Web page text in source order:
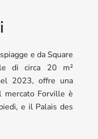
e da Square
di circa 20 m²
2023, offre una
mercato Forville è
e il Palais des